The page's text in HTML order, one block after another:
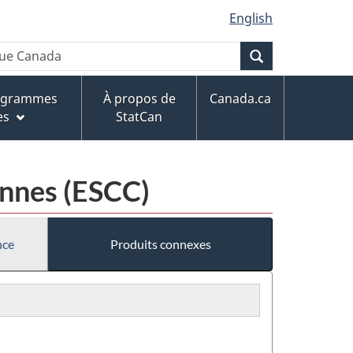
English
À propos de
StatCan
Canada.ca
(ESCC)
Produits connexes